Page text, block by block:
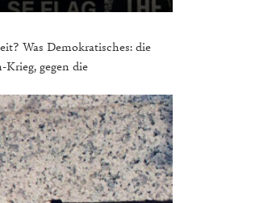
Was Demokratisches: die
gegen die